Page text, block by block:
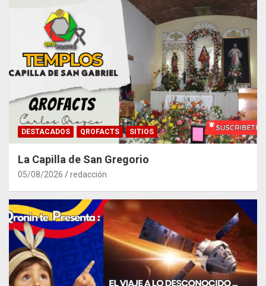
DESTACADOS QROFACTS SITIOS
La Capilla de San Gregorio
05/08/2026 redacción